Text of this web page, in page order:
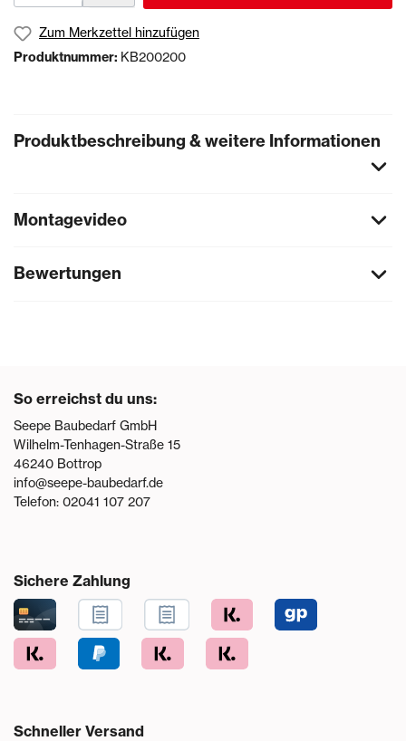
Zum Merkzettel hinzufügen
Produktnummer: KB200200
Produktbeschreibung & weitere Informationen
Montagevideo
Bewertungen
So erreichst du uns:
Seepe Baubedarf GmbH
Wilhelm-Tenhagen-Straße 15
46240 Bottrop
info@seepe-baubedarf.de
Telefon: 02041 107 207
Sichere Zahlung
Schneller Versand